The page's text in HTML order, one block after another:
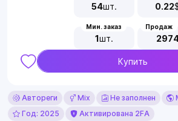
54шт. 0.22
Мин. заказ
1шт.
Продаж
Купить
Автореги Mix Не заполнен
Год: 2025
Активирована 2FA